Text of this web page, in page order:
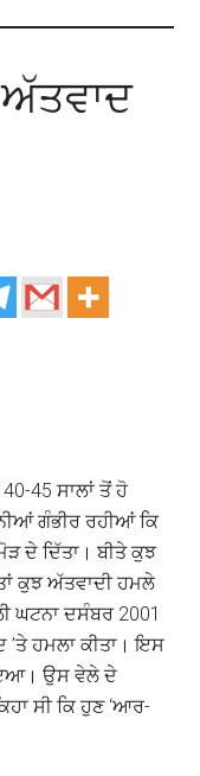
ਅੱਤਵਾਦ
45 ਸਾਲਾਂ ਤੋਂ ਹੋ
ਗੰਭੀਰ ਰਹੀਆਂ ਕਿ
ਦੇ ਦਿੱਤਾ। ਬੀਤੇ ਕੁਝ
ਕੁਝ ਅੱਤਵਾਦੀ ਹਮਲੇ
ਘਟਨਾ ਦਸੰਬਰ 2001
ਹਮਲਾ ਕੀਤਾ। ਇਸ
ਉਸ ਵੇਲੇ ਦੇ
ਸੀ ਕਿ ਹੁਣ ‘ਆਰ-